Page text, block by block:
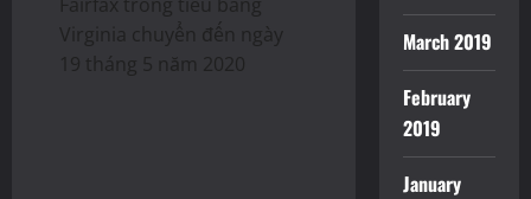
Virginia chuyển đến ngày
19 tháng 5 năm 2020
March 2019
February
2019
January